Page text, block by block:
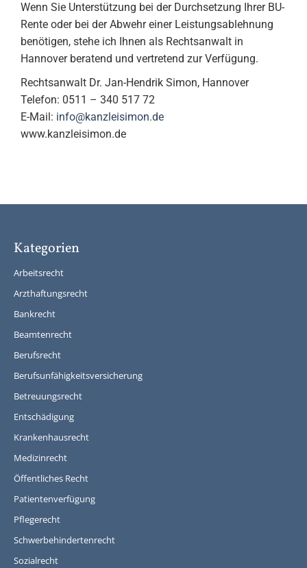
Wenn Sie Unterstützung bei der Durchsetzung Ihrer BU-
Rente oder bei der Abwehr einer Leistungsablehnung
benötigen, stehe ich Ihnen als Rechtsanwalt in
Hannover beratend und vertretend zur Verfügung.
Rechtsanwalt Dr. Jan-Hendrik Simon, Hannover
Telefon: 0511 – 340 517 72
E-Mail: info@kanzleisimon.de
www.kanzleisimon.de
Kategorien
Arbeitsrecht
Arzthaftungsrecht
Bankrecht
Beamtenrecht
Berufsrecht
Berufsunfähigkeitsversicherung
Betreuungsrecht
Entschädigung
Krankenhausrecht
Medizinrecht
Öffentliches Recht
Patientenverfügung
Pflegerecht
Schwerbehindertenrecht
Sozialrecht